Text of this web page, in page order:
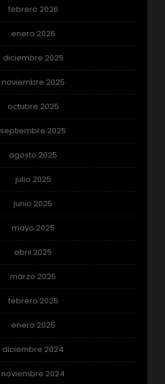
febrero 2026
enero 2026
diciembre 2025
noviembre 2025
octubre 2025
septiembre 2025
agosto 2025
julio 2025
junio 2025
mayo 2025
abril 2025
marzo 2025
febrero 2025
enero 2025
diciembre 2024
noviembre 2024